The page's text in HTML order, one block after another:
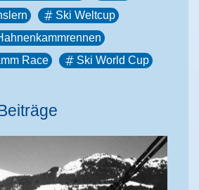
Ski Weltcup
Race
Ski World Cup